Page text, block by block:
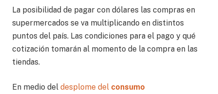
La posibilidad de pagar con dólares las compras en
supermercados se va multiplicando en distintos
puntos del país. Las condiciones para el pago y qué
cotización tomarán al momento de la compra en las
tiendas.
En medio del desplome del consumo